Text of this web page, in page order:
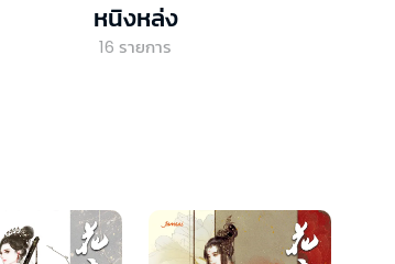
หนิงหล่ง
16 รายการ